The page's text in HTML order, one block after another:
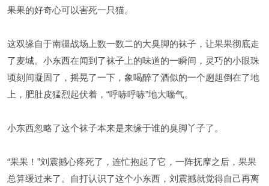
果果的好奇心可以害死一只猫。
这双缘自于南疆战场上数一数二的大臭脚的袜子，让果果彻底走
了麦城。小东西在闻到了袜子上的味道的一瞬间，灵巧的小眼珠
顷刻间凝固了，摇晃了一下，象喝醉了酒似的一个趔趄倒在了地
上，肥肚皮猛烈起伏着，“呼哧呼哧”地大喘气。
小东西忽略了这个袜子本来是来缘于谁的臭脚丫子了。
“果果！”刘震撼心疼死了，连忙抱起了它，一阵抚摩之后，果果
总算缓过来了。自打认识了这个小东西，刘震撼就觉得自己再离